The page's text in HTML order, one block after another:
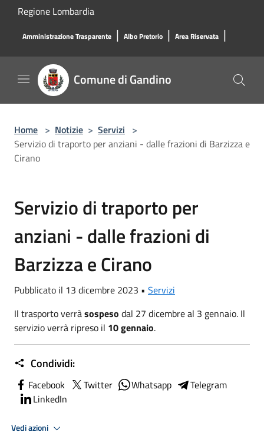
Salta al contenuto principale
Regione Lombardia
Amministrazione Trasparente | Albo Pretorio | Area Riservata |
Comune di Gandino
Home > Notizie > Servizi >
Servizio di traporto per anziani - dalle frazioni di Barzizza e
Cirano
Servizio di traporto per
anziani - dalle frazioni di
Barzizza e Cirano
Pubblicato il 13 dicembre 2023 • Servizi
Il trasporto verràsospeso dal 27 dicembre al 3 gennaio. Il
servizio verrà ripreso il 10 gennaio.
Condividi:
Facebook Twitter Whatsapp
Telegram
LinkedIn
Vedi azioni